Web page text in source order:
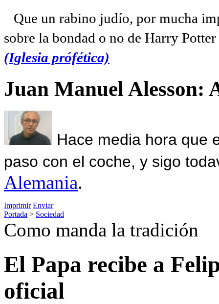
Que un rabino judío, por mucha
sobre la bondad o no de Harry
(Iglesia prófética)
Juan Manuel Alesson:
Hace media hora que
paso con el coche, y sigo
Alemania.
Imprimir Enviar
Portada > Sociedad
Como manda la tradición
El Papa recibe a
oficial